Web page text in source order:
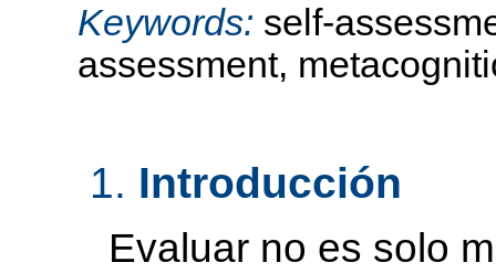
Keywords: self-
assessment,
1. Introducción
Evaluar no es solo